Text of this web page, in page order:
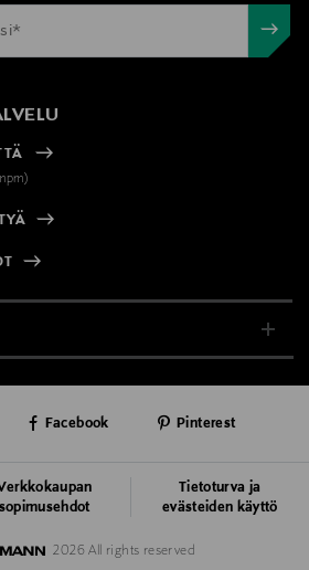
2026 All rights reserved
sopimusehdot
Tietoturva ja
evästeiden käyttö
Facebook Pinterest